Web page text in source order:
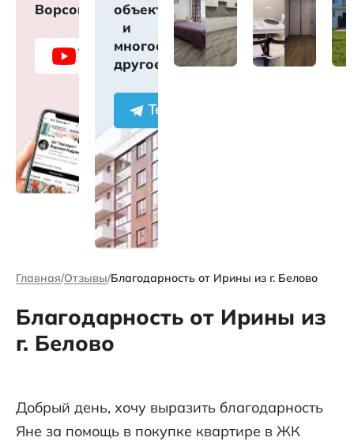
Ворсова
объектах
и
многое
другое
Главная Отзывы Благодарность от Ирины из г. Белово
Благодарность от Ирины из
г. Белово
Добрый день, хочу выразить благодарность
Яне за помощь в покупке квартире в ЖК